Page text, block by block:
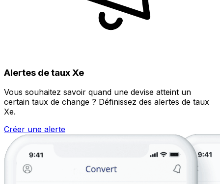
Alertes de taux Xe
Vous souhaitez savoir quand une devise atteint un
certain taux de change ? Définissez des alertes de taux
Xe.
Créer une alerte